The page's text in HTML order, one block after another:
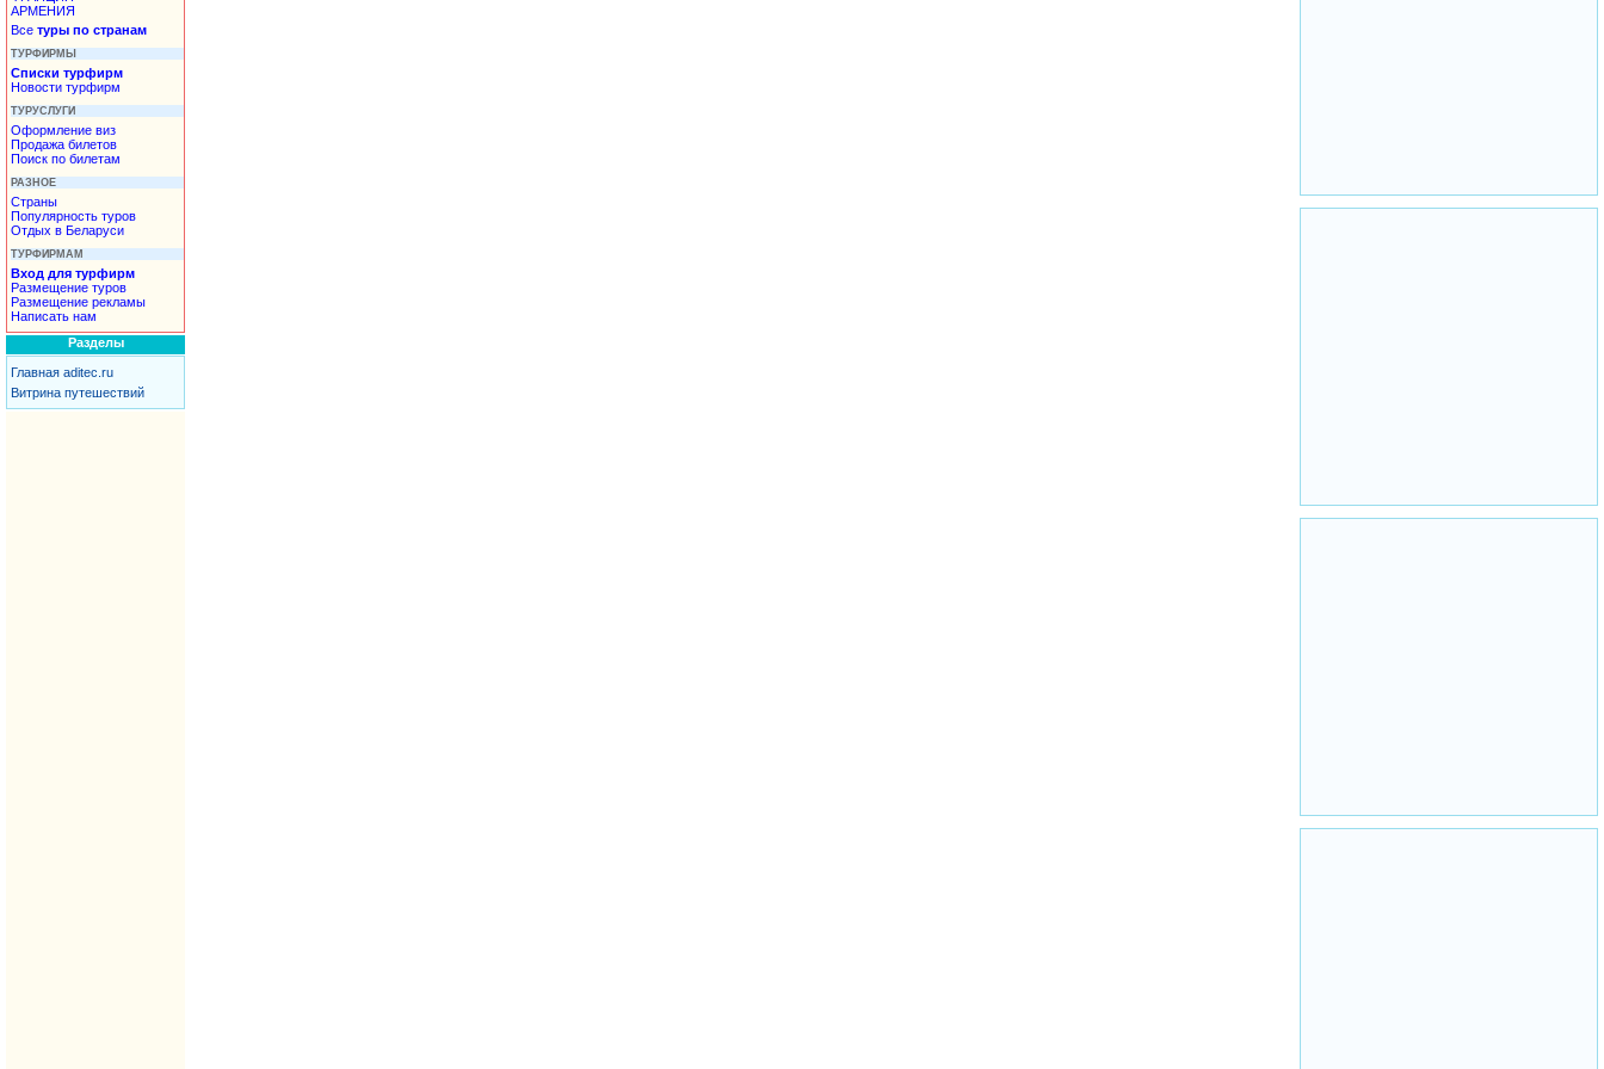
АРМЕНИЯ
Все туры по странам
ТУРФИРМЫ
Списки турфирм
Новости турфирм
ТУРУСЛУГИ
Оформление виз
Продажа билетов
Поиск по билетам
РАЗНОЕ
Страны
Популярность туров
Отдых в Беларуси
ТУРФИРМАМ
Вход для турфирм
Размещение туров
Размещение рекламы
Написать нам
Разделы
Главная aditec.ru
Витрина путешествий